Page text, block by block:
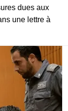
dues aux
une lettre à